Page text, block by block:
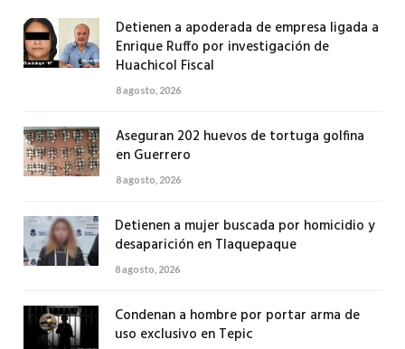
Detienen a apoderada de empresa ligada a
Enrique Ruffo por investigación de
Huachicol Fiscal
8 agosto, 2026
Aseguran 202 huevos de tortuga golfina
en Guerrero
8 agosto, 2026
Detienen a mujer buscada por homicidio y
desaparición en Tlaquepaque
8 agosto, 2026
Condenan a hombre por portar arma de
uso exclusivo en Tepic